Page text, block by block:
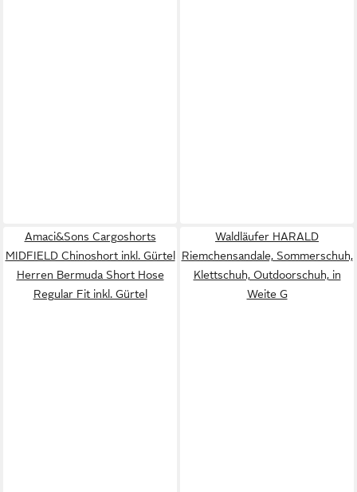
Amaci&Sons Cargoshorts
MIDFIELD Chinoshort inkl. Gürtel
Herren Bermuda Short Hose
Regular Fit inkl. Gürtel
Waldläufer HARALD
Riemchensandale, Sommerschuh,
Klettschuh, Outdoorschuh, in
Weite G